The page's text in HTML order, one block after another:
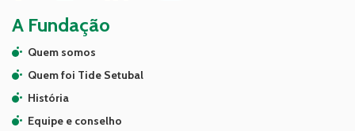
A Fundação
Quem somos
Quem foi Tide Setubal
História
Equipe e conselho